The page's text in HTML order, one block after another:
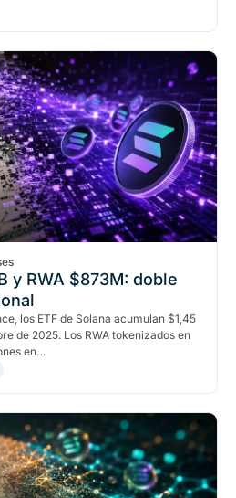
y RWA $873M: doble
los ETF de Solana acumulan $1,45
de 2025. Los RWA tokenizados en
en…